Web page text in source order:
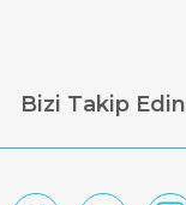
Bizi Takip Edin